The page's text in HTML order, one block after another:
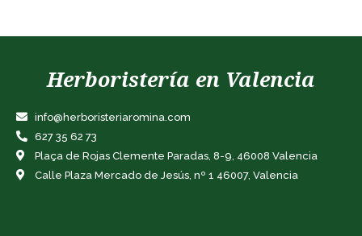
Herboristería en Valencia
info@herboristeriaromina.com
627 35 62 73
Plaça de Rojas Clemente Paradas, 8-9, 46008 Valencia
Calle Plaza Mercado de Jesús, nº 1 46007, Valencia